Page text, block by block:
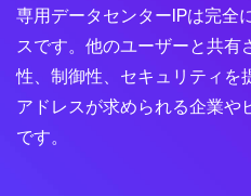
専用データセンターIPは完全
スです。他のユーザーと共有
性、制御性、セキュリティを
アドレスが求められる企業や
です。